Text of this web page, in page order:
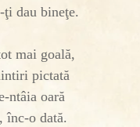
dau bineţe.
mai goală,
pictată
ntâia oară
înc-o dată.